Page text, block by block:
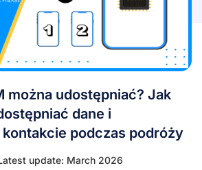
można udostępniać? Jak
dane i
podczas podróży
update: March 2026